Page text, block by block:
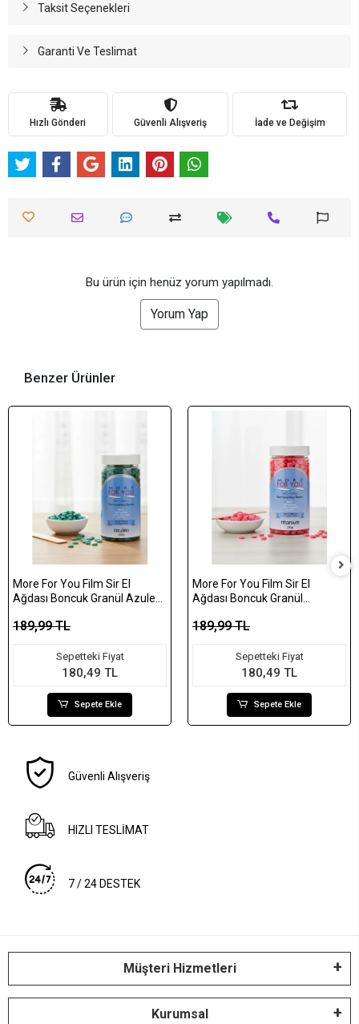
Taksit Seçenekleri
Garanti Ve Teslimat
Hızlı Gönderi Güvenli Alışveriş İade ve Değişim
Bu ürün için henüz yorum yapılmadı.
Yorum Yap
Benzer Ürünler
More For You Film Sir El
Ağdası Boncuk Granül Azulen
189,99 TL
Sepetteki Fiyat
180,49 TL
Sepete Ekle
More For You Film Sir El
Ağdası Boncuk Granül
189,99 TL
Sepetteki Fiyat
180,49 TL
Sepete Ekle
Güvenli Alışveriş
HIZLI TESLİMAT
7 / 24 DESTEK
Müşteri Hizmetleri
Kurumsal